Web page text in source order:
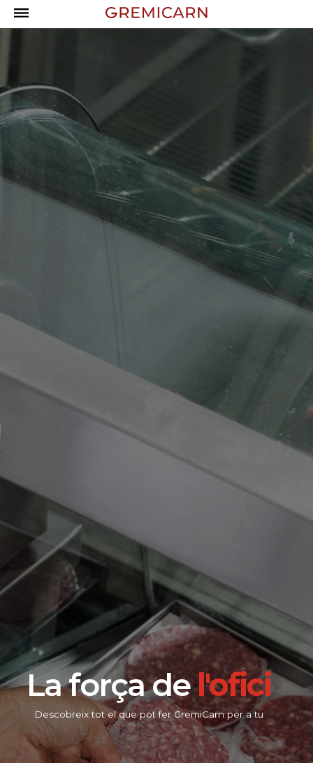
La força del'ofici
Descobreix tot el que pot fer GremiCarn per a tu